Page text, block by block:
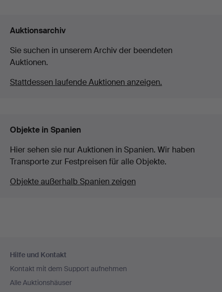
Auktionsarchiv
Sie suchen in unserem Archiv der beendeten
Auktionen.
Stattdessen laufende Auktionen anzeigen.
Objekte in Spanien
Hier sehen sie nur Auktionen in Spanien. Wir haben
Transporte zur Festpreisen für alle Objekte.
Objekte außerhalb Spanien zeigen
Navigation
Hilfe und Kontakt
Kontakt mit dem Support aufnehmen
Alle Auktionshäuser